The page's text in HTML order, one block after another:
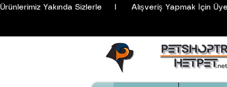
Ürünlerimiz Yakında Sizlerle     I      Alışveriş Yapmak İçin